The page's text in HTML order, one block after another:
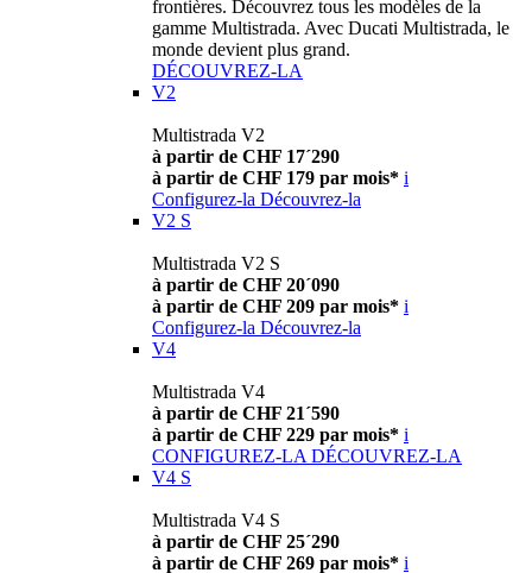
frontières. Découvrez tous les modèles de la
gamme Multistrada. Avec Ducati Multistrada, le
monde devient plus grand.
DÉCOUVREZ-LA
V2
Multistrada V2
à partir de CHF 17´290
à partir de CHF 179 par mois* i
Configurez-la Découvrez-la
V2 S
Multistrada V2 S
à partir de CHF 20´090
à partir de CHF 209 par mois* i
Configurez-la Découvrez-la
V4
Multistrada V4
à partir de CHF 21´590
à partir de CHF 229 par mois* i
CONFIGUREZ-LA DÉCOUVREZ-LA
V4 S
Multistrada V4 S
à partir de CHF 25´290
à partir de CHF 269 par mois* i